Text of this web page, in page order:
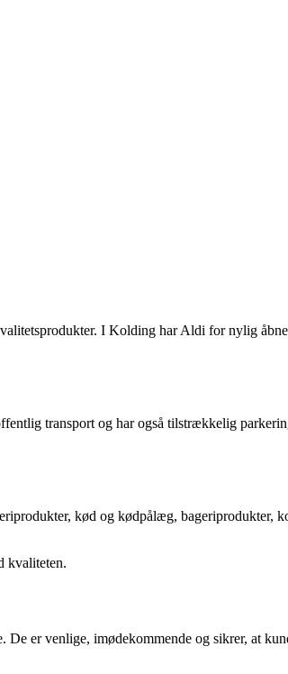
I Kolding har Aldi for nylig
transport og har også tilstrækkelig
kød og kødpålæg, bageriprodukter,
kvaliteten.
er venlige, imødekommende og sikrer, at